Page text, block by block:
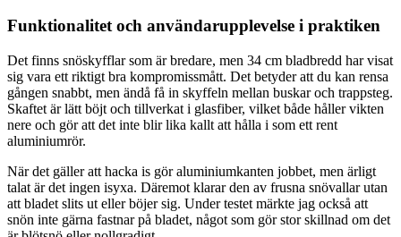
Funktionalitet och användarupplevelse i praktiken
Det finns snöskyfflar som är bredare, men 34 cm bladbredd har visat
sig vara ett riktigt bra kompromissmått. Det betyder att du kan rensa
gången snabbt, men ändå få in skyffeln mellan buskar och trappsteg.
Skaftet är lätt böjt och tillverkat i glasfiber, vilket både håller vikten
nere och gör att det inte blir lika kallt att hålla i som ett rent
aluminiumrör.
När det gäller att hacka is gör aluminiumkanten jobbet, men ärligt
talat är det ingen isyxa. Däremot klarar den av frusna snövallar utan
att bladet slits ut eller böjer sig. Under testet märkte jag också att
snön inte gärna fastnar på bladet, något som gör stor skillnad om det